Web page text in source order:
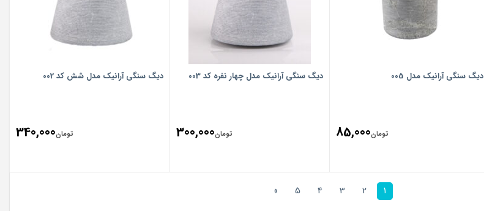
دیگ سنگی آرانیک مدل 005
تومان85,000
دیگ سنگی آرانیک مدل چهار نفره کد 003
تومان300,000
دیگ سنگی آرانیک مدل شش کد 002
تومان340,000
1
2
3
4
5
»